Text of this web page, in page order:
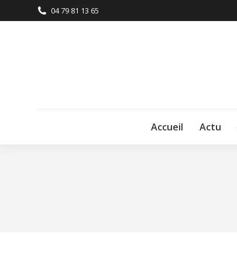
04 79 81 13 65
Accueil Actu